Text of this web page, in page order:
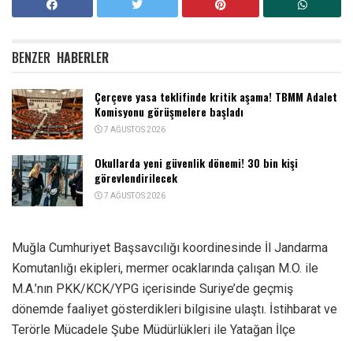
BENZER HABERLER
Çerçeve yasa teklifinde kritik aşama! TBMM Adalet
Komisyonu görüşmelere başladı
7 AĞUSTOS 2026
Okullarda yeni güvenlik dönemi! 30 bin kişi
görevlendirilecek
7 AĞUSTOS 2026
Muğla Cumhuriyet Başsavcılığı koordinesinde İl Jandarma
Komutanlığı ekipleri, mermer ocaklarında çalışan M.O. ile
M.A.’nın PKK/KCK/YPG içerisinde Suriye’de geçmiş
dönemde faaliyet gösterdikleri bilgisine ulaştı. İstihbarat ve
Terörle Mücadele Şube Müdürlükleri ile Yatağan İlçe